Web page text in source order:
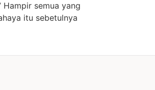
semua yang
itu sebetulnya